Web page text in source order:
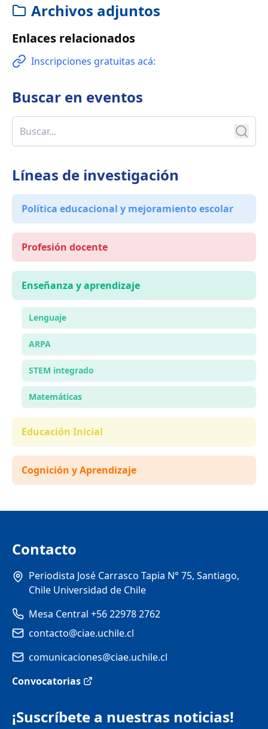
Archivos adjuntos
Enlaces relacionados
Inscripciones gratuitas acá:
Buscar en eventos
Líneas de investigación
Política educacional y mejoramiento escolar
Profesión docente
Enseñanza y aprendizaje
Lenguaje
ARPA
STEM integrado
Matemáticas
Educación Inicial
Cognición y Aprendizaje
Contacto
Periodista José Carrasco Tapia N° 75, Santiago,
Chile Universidad de Chile
Mesa Central +56 22978 2762
contacto@ciae.uchile.cl
comunicaciones@ciae.uchile.cl
Convocatorias
¡Suscríbete a nuestras noticias!